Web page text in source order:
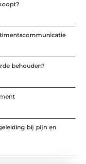
behouden?
bij pijn en